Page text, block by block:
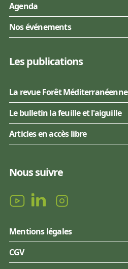
Agenda
Nos événements
Les publications
La revue Forêt Méditerranéenne
Le bulletin la feuille et l'aiguille
Articles en accès libre
Nous suivre
Mentions légales
CGV